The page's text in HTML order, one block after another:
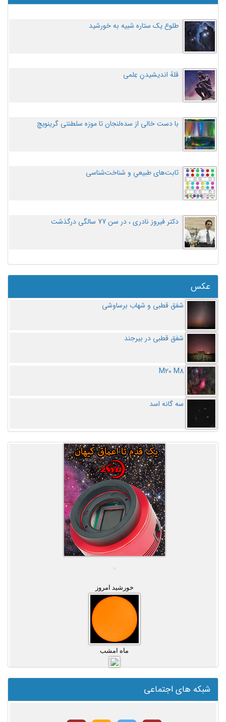
طلوع یک ستاره شبیه به خورشید
قلهُ اندیشیدنِ عِلمی
با دست خالی از سده‌لنجان تا موزه سلطنتی گرینویچ
ثابت‌های طبیعیِ و شناخت‌شناسی
دکتر فیروز نادری ، در سن 77 سالگی درگذشت
عکس
شفق قطبی و شهاب برساوشی
شفق قطبی در بیرجند
M20 M8
سه گانه اسد
خورشید امروز
ماه امشب
شبکه های اجتماعی